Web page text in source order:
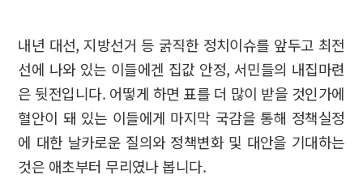
내년 대선, 지방선거 등 굵직한 정치이슈를 앞두고 최전
선에 나와 있는 이들에겐 집값 안정, 서민들의 내집마련
은 뒷전입니다. 어떻게 하면 표를 더 많이 받을 것인가에
혈안이 돼 있는 이들에게 마지막 국감을 통해 정책실정
에 대한 날카로운 질의와 정책변화 및 대안을 기대하는
것은 애초부터 무리였나 봅니다.